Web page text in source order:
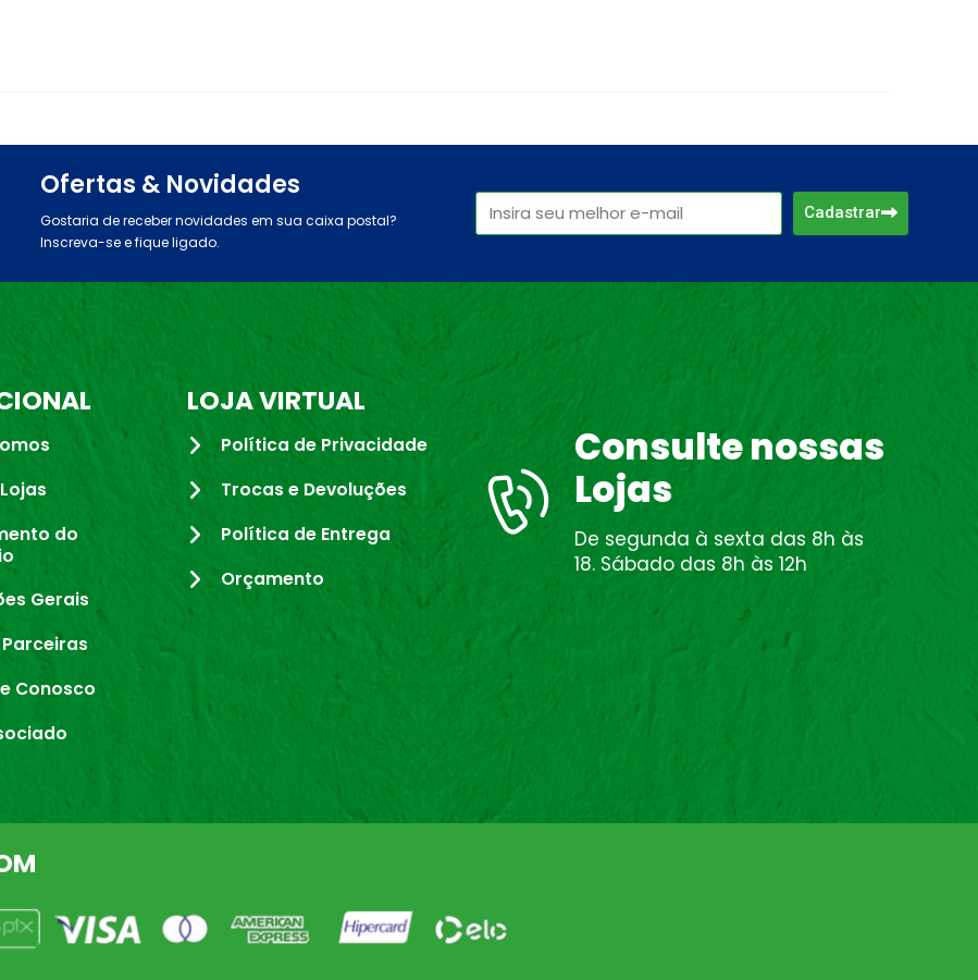
Ofertas & Novidades
Gostaria de receber novidades em sua caixa postal?
Inscreva-se e fique ligado.
Cadastrar
do
Gerais
Conosco
LOJA VIRTUAL
Política de Privacidade
Trocas e Devoluções
Política de Entrega
Orçamento
Consulte nossas
Lojas
De segunda à sexta das 8h às
18. Sábado das 8h às 12h